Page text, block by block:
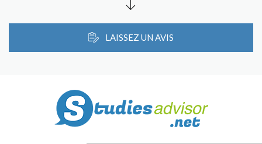
LAISSEZ UN AVIS